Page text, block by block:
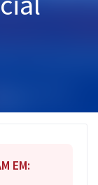
EM: